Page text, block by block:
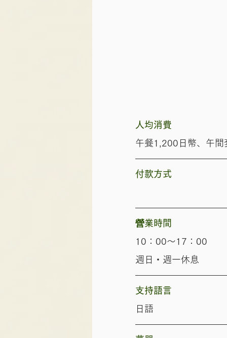
人均消費
午餐1,200日幣、午
​付款方式
營業時間
10：00～17：00
週日・週一休息
支持語言
日語